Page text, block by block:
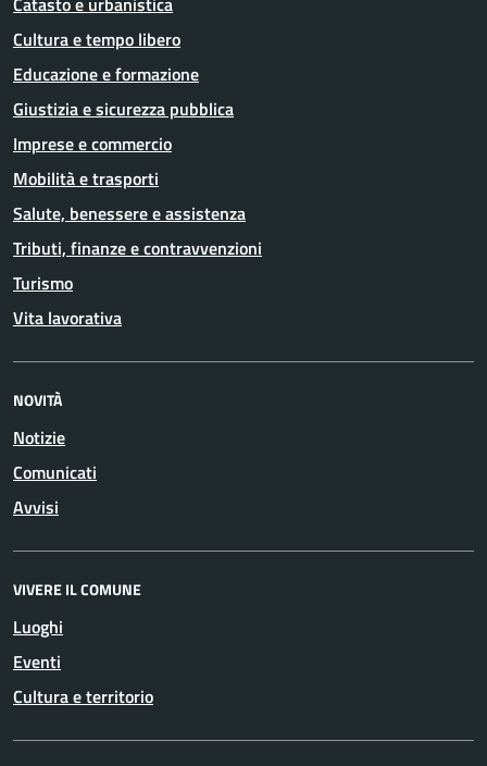
Cultura e tempo libero
Educazione e formazione
Giustizia e sicurezza pubblica
Imprese e commercio
Mobilità e trasporti
Salute, benessere e assistenza
Tributi, finanze e contravvenzioni
Turismo
Vita lavorativa
NOVITÀ
Notizie
Comunicati
Avvisi
VIVERE IL COMUNE
Luoghi
Eventi
Cultura e territorio